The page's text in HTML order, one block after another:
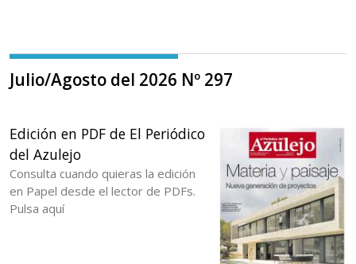
Julio/Agosto del 2026 Nº 297
Edición en PDF de El Periódico
del Azulejo
Consulta cuando quieras la edición
en Papel desde el lector de PDFs.
Pulsa aquí